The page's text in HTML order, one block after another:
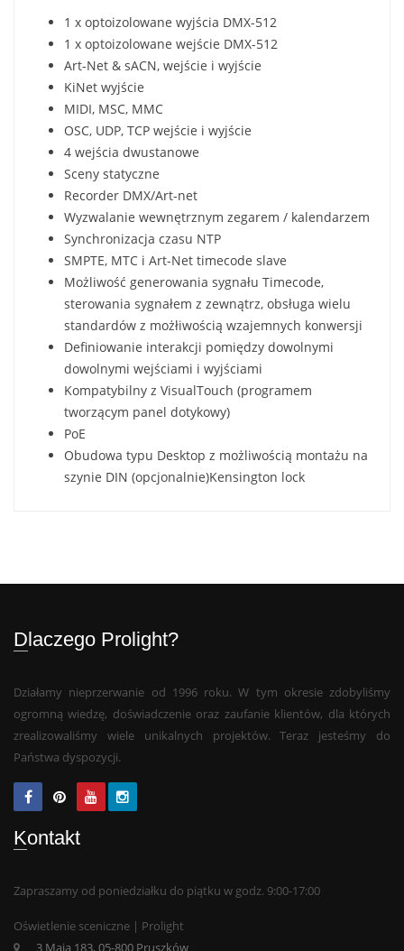
1 x optoizolowane wyjścia DMX-512
1 x optoizolowane wejście DMX-512
Art-Net & sACN, wejście i wyjście
KiNet wyjście
MIDI, MSC, MMC
OSC, UDP, TCP wejście i wyjście
4 wejścia dwustanowe
Sceny statyczne
Recorder DMX/Art-net
Wyzwalanie wewnętrznym zegarem / kalendarzem
Synchronizacja czasu NTP
SMPTE, MTC i Art-Net timecode slave
Możliwość generowania sygnału Timecode,
sterowania sygnałem z zewnątrz, obsługa wielu
standardów z możłiwością wzajemnych konwersji
Definiowanie interakcji pomiędzy dowolnymi
dowolnymi wejściami i wyjściami
Kompatybilny z VisualTouch (programem
tworzącym panel dotykowy)
PoE
Obudowa typu Desktop z możliwością montażu na
szynie DIN (opcjonalnie)Kensington lock
Dlaczego Prolight?
Działamy nieprzerwanie od 1996 roku. W tym okresie zdobyliśmy
ogromną wiedzę, doświadczenie oraz zaufanie klientów, dla których
zrealizowaliśmy wiele unikalnych projektów. Teraz jesteśmy do
Państwa dyspozycji.
Kontakt
Zapraszamy od poniedziałku do piątku w godz. 9:00-17:00
Oświetlenie sceniczne | Prolight
3 Maja 183, 05-800 Pruszków